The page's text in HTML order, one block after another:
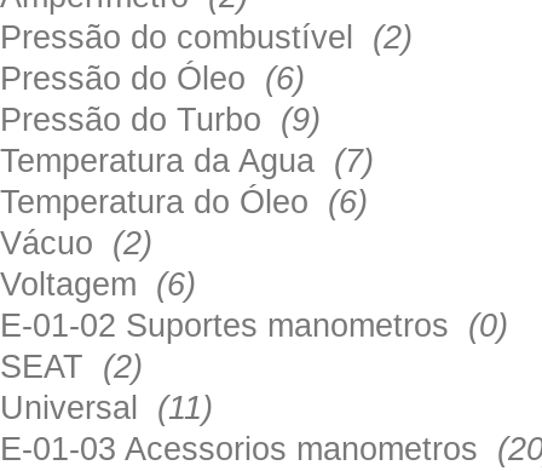
Pressão do combustível (2)
Pressão do Óleo (6)
Pressão do Turbo (9)
Temperatura da Agua (7)
Temperatura do Óleo (6)
Vácuo (2)
Voltagem (6)
E-01-02 Suportes manometros (0)
SEAT (2)
Universal (11)
E-01-03 Acessorios manometros